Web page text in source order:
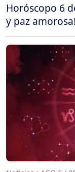
Horóscopo 6
y paz amorosa!